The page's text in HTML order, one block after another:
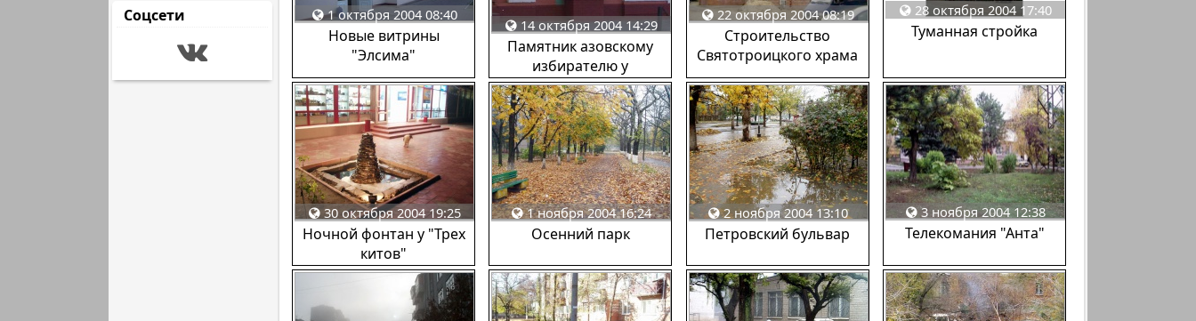
Соцсети 1 октября 2004 08:40
Новые витрины
"Элсима"
14 октября 2004 14:29
Памятник азовскому
избирателю у
краеведческого музея.
22 октября 2004 08:19
Строительство
Святотроицкого храма
28 октября 2004 17:40
Туманная стройка
30 октября 2004 19:25
Ночной фонтан у "Трех
китов"
1 ноября 2004 16:24
Осенний парк
2 ноября 2004 13:10
Петровский бульвар
3 ноября 2004 12:38
Телекомания "Анта"